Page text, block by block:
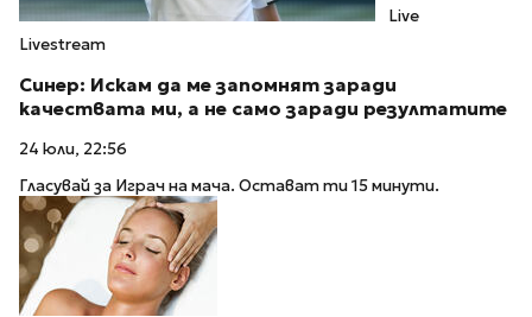
Live
Livestream
Синер: Искам да ме запомнят заради
качествата ми, а не само заради резултатите
24 юли, 22:56
Гласувай за Играч на мача. Остават ти 15 минути.